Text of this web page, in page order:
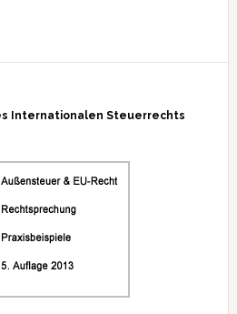
Internationalen Steuerrechts